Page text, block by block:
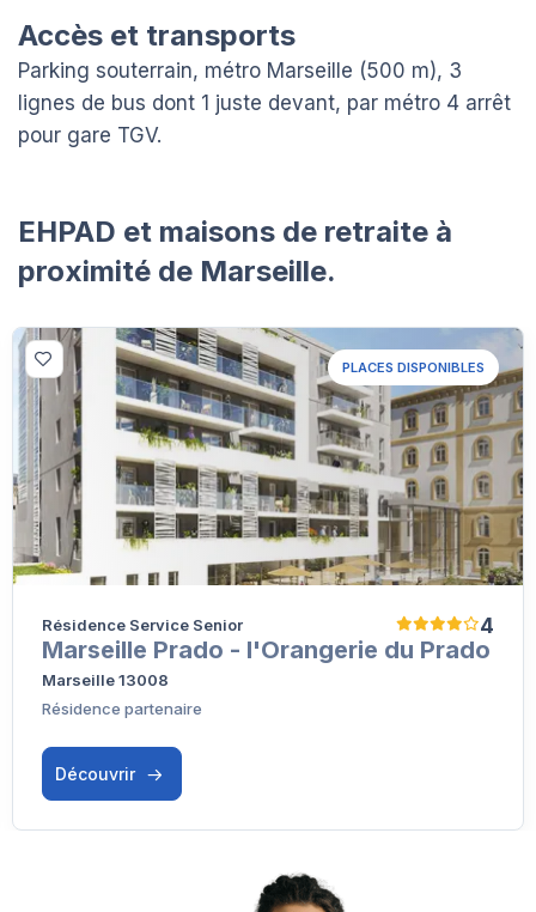
Accès et transports
Parking souterrain, métro Marseille (500 m), 3
lignes de bus dont 1 juste devant, par métro 4 arrêt
pour gare TGV.
EHPAD et maisons de retraite à
proximité de Marseille.
PLACES DISPONIBLES
4
Résidence Service Senior
Marseille Prado - l'Orangerie du Prado
Marseille 13008
Résidence partenaire
Découvrir